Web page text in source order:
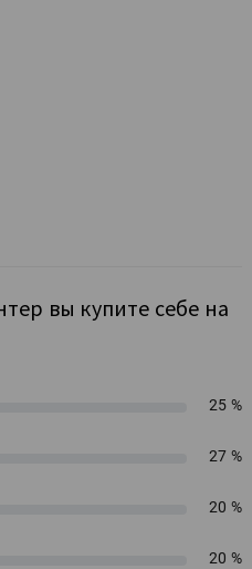
вы купите себе на
25 %
27 %
20 %
20 %